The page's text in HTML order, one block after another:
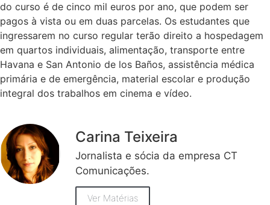
do curso é de cinco mil euros por ano, que podem ser
pagos à vista ou em duas parcelas. Os estudantes que
ingressarem no curso regular terão direito a hospedagem
em quartos individuais, alimentação, transporte entre
Havana e San Antonio de los Baños, assistência médica
primária e de emergência, material escolar e produção
integral dos trabalhos em cinema e vídeo.
Carina Teixeira
Jornalista e sócia da empresa CT
Comunicações.
Ver Matérias